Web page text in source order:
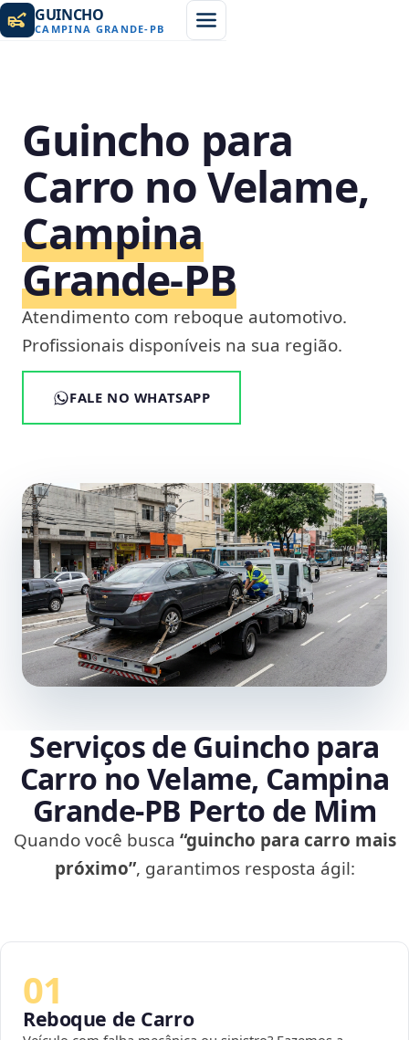
GUINCHO
CAMPINA GRANDE- PB
Guincho para
Carro no Velame,
Campina
Grande‑PB
Atendimento com reboque automotivo.
Profissionais disponíveis na sua região.
FALE NO WHATSAPP
Serviços de Guincho para
Carro no Velame, Campina
Grande‑PB Perto de Mim
Quando você busca “guincho para carro mais
próximo”, garantimos resposta ágil:
01
Reboque de Carro